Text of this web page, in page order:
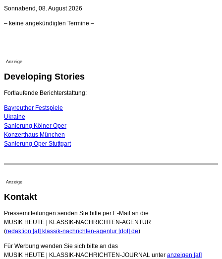
Ensemblemitglieder
Dirigent Nicolás Pasquet mit Würth-Preis der
Jeunesses Musicales ausgezeichnet
07. August 2026 - 13:20 Uhr
Sonnabend, 08. August 2026
– keine angekündigten Termine –
Anzeige
Developing Stories
Fortlaufende Berichterstattung:
Bayreuther Festspiele
Ukraine
Sanierung Kölner Oper
Konzerthaus München
Sanierung Oper Stuttgart
Anzeige
Kontakt
Pressemitteilungen senden Sie bitte per E-Mail an die
MUSIK HEUTE | KLASSIK-NACHRICHTEN-AGENTUR
(redaktion [at] klassik-nachrichten-agentur [dot] de)
Für Werbung wenden Sie sich bitte an das
MUSIK HEUTE | KLASSIK-NACHRICHTEN-JOURNAL unter anzeigen [at]